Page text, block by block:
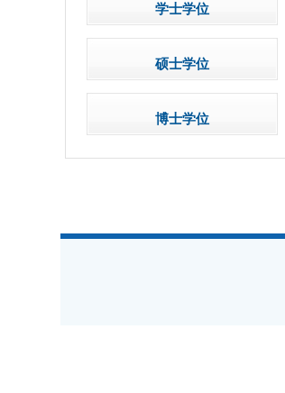
学士学位
硕士学位
博士学位